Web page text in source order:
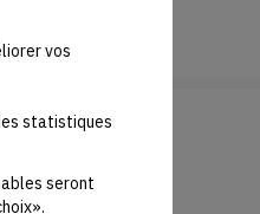
vos
statistiques
seront